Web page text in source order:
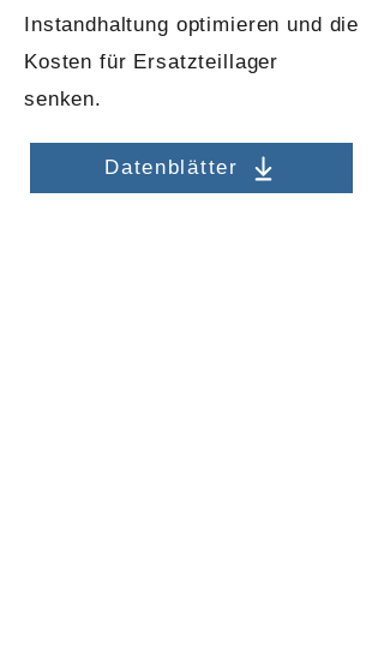
Instandhaltung optimieren und die
Kosten für Ersatzteillager
senken.
Datenblätter